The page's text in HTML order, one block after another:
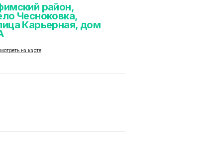
район,
Чесноковка,
Карьерная, дом
на карте